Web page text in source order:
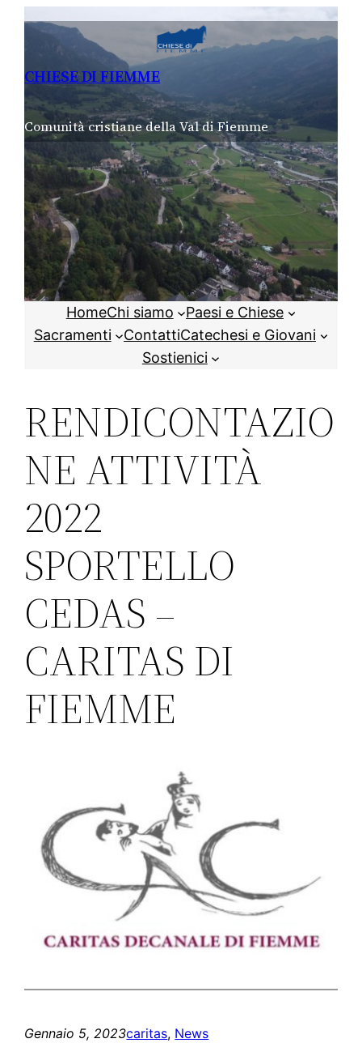
CHIESE DI FIEMME
Comunità cristiane della Val di Fiemme
HomeChi siamo
Paesi e Chiese
Sacramenti
ContattiCatechesi e Giovani
Sostienici
RENDICONTAZIO
NE ATTIVITÀ
2022
SPORTELLO
CEDAS –
CARITAS DI
FIEMME
Gennaio 5, 2023caritas, News